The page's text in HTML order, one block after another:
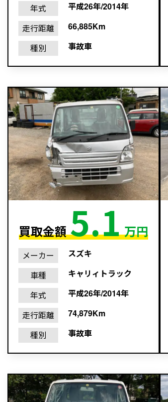
年式
平成26年/2014年
走行距離
66,885Km
種別
事故車
買取金額5.1 万円
メーカー
スズキ
車種
キャリィトラック
年式
平成26年/2014年
走行距離
74,879Km
種別
事故車